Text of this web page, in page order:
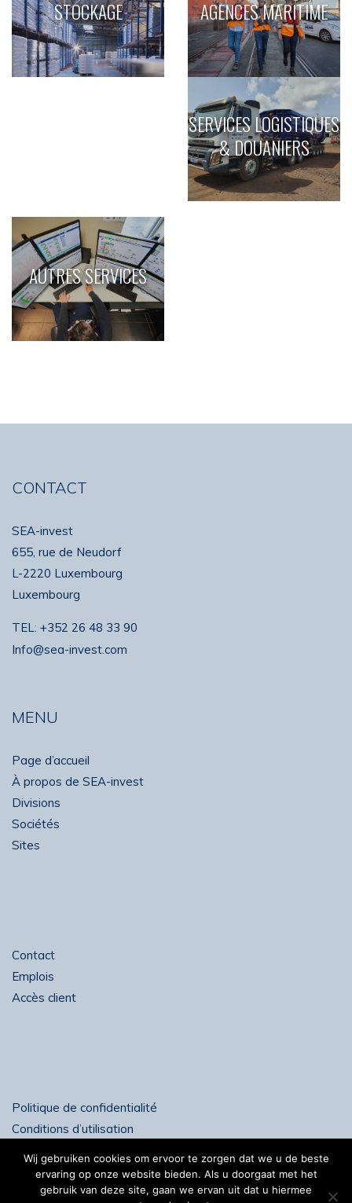
STOCKAGE AGENCES MARITIME
SERVICES LOGISTIQUES
& DOUANIERS
AUTRES SERVICES
CONTACT
SEA-invest
655, rue de Neudorf
L-2220 Luxembourg
Luxembourg
TEL: +352 26 48 33 90
Info@sea-invest.com
MENU
Page d’accueil
À propos de SEA-invest
Divisions
Sociétés
Sites
Contact
Emplois
Accès client
Politique de confidentialité
Conditions d’utilisation
Wij gebruiken cookies om ervoor te zorgen dat we u de beste
ervaring op onze website bieden. Als u doorgaat met het
gebruik van deze site, gaan we ervan uit dat u hiermee